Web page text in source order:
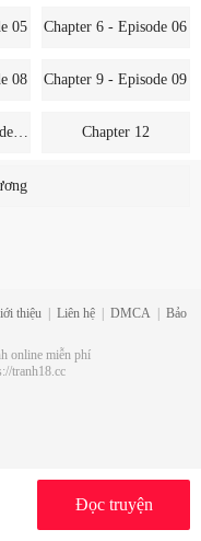
05 Chapter 6 - Episode 06
08 Chapter 9 - Episode 09
Chapter 11 - Episode 11 Chapter 12
Đọc truyện
thiệu Liên hệ DMCA
Bảo
online miễn phí
tranh18.cc